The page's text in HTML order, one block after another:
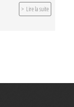
Lire la suite